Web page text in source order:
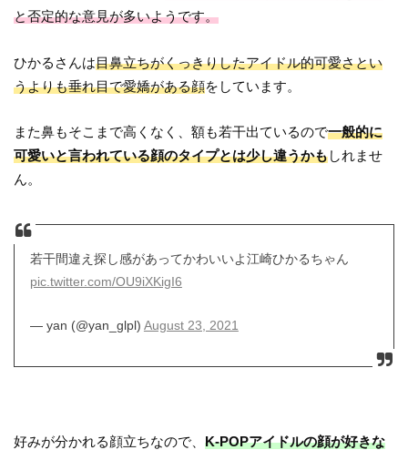
と否定的な意見が多いようです。
ひかるさんは目鼻立ちがくっきりしたアイドル的可愛さとい
うよりも垂れ目で愛嬌がある顔をしています。
また鼻もそこまで高くなく、額も若干出ているので一般的に
可愛いと言われている顔のタイプとは少し違うかもしれませ
ん。
若干間違え探し感があってかわいいよ江崎ひかるちゃん
pic.twitter.com/OU9iXKigI6
— yan (@yan_glpl) August 23, 2021
好みが分かれる顔立ちなので、K-POPアイドルの顔が好きな